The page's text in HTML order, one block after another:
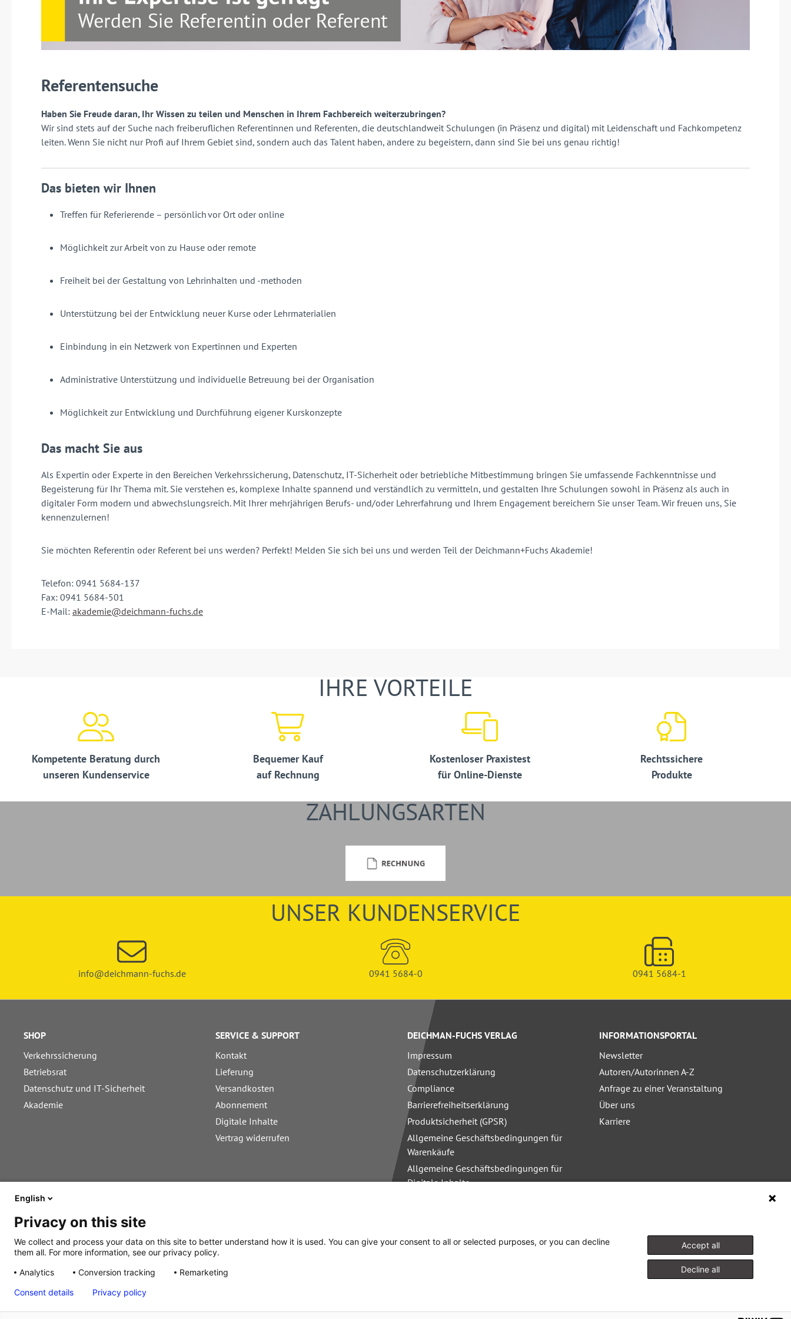
Referentensuche
Haben Sie Freude daran, Ihr Wissen zu teilen und Menschen in Ihrem Fachbereich weiterzubringen?
Wir sind stets auf der Suche nach freiberuflichen Referentinnen und Referenten, die deutschlandweit Schulungen (in Präsenz und digital) mit Leidenschaft und Fachkompetenz
leiten. Wenn Sie nicht nur Profi auf Ihrem Gebiet sind, sondern auch das Talent haben, andere zu begeistern, dann sind Sie bei uns genau richtig!
Das bieten wir Ihnen
Treffen für Referierende – persönlich vor Ort oder online
Möglichkeit zur Arbeit von zu Hause oder remote
Freiheit bei der Gestaltung von Lehrinhalten und -methoden
Unterstützung bei der Entwicklung neuer Kurse oder Lehrmaterialien
Einbindung in ein Netzwerk von Expertinnen und Experten
Administrative Unterstützung und individuelle Betreuung bei der Organisation
Möglichkeit zur Entwicklung und Durchführung eigener Kurskonzepte
Das macht Sie aus
Als Expertin oder Experte in den Bereichen Verkehrssicherung, Datenschutz, IT-Sicherheit oder betriebliche Mitbestimmung bringen Sie umfassende Fachkenntnisse und
Begeisterung für Ihr Thema mit. Sie verstehen es, komplexe Inhalte spannend und verständlich zu vermitteln, und gestalten Ihre Schulungen sowohl in Präsenz als auch in
digitaler Form modern und abwechslungsreich. Mit Ihrer mehrjährigen Berufs- und/oder Lehrerfahrung und Ihrem Engagement bereichern Sie unser Team. Wir freuen uns, Sie
kennenzulernen!
Sie möchten Referentin oder Referent bei uns werden? Perfekt! Melden Sie sich bei uns und werden Teil der Deichmann+Fuchs Akademie!
Telefon: 0941 5684-137
Fax: 0941 5684-501
E-Mail: akademie@deichmann-fuchs.de
IHRE VORTEILE
Kompetente Beratung durch
unseren Kundenservice
Bequemer Kauf
auf Rechnung
Kostenloser Praxistest
für Online-Dienste
Rechtssichere
Produkte
ZAHLUNGSARTEN
UNSER KUNDENSERVICE
info@deichmann-fuchs.de 0941 5684-0 0941 5684-1
SHOP
Verkehrssicherung
Betriebsrat
Datenschutz und IT-Sicherheit
Akademie
SERVICE & SUPPORT
Kontakt
Lieferung
Versandkosten
Abonnement
Digitale Inhalte
Vertrag widerrufen
DEICHMAN-FUCHS VERLAG
Impressum
Datenschutzerklärung
Compliance
Barrierefreiheitserklärung
Produktsicherheit (GPSR)
Allgemeine Geschäftsbedingungen für
Warenkäufe
Allgemeine Geschäftsbedingungen für
Digitale Inhalte
INFORMATIONSPORTAL
Newsletter
Autoren/Autorinnen A-Z
Anfrage zu einer Veranstaltung
Über uns
Karriere
© 2026 Walhalla u. Praetoria Verlag GmbH & Co. KG
English
Privacy on this site
We collect and process your data on this site to better understand how it is used. You can give your consent to all or selected purposes, or you can decline
them all. For more information, see our privacy policy.
Analytics
Conversion tracking Remarketing
Accept all
Decline all
Consent details Privacy policy